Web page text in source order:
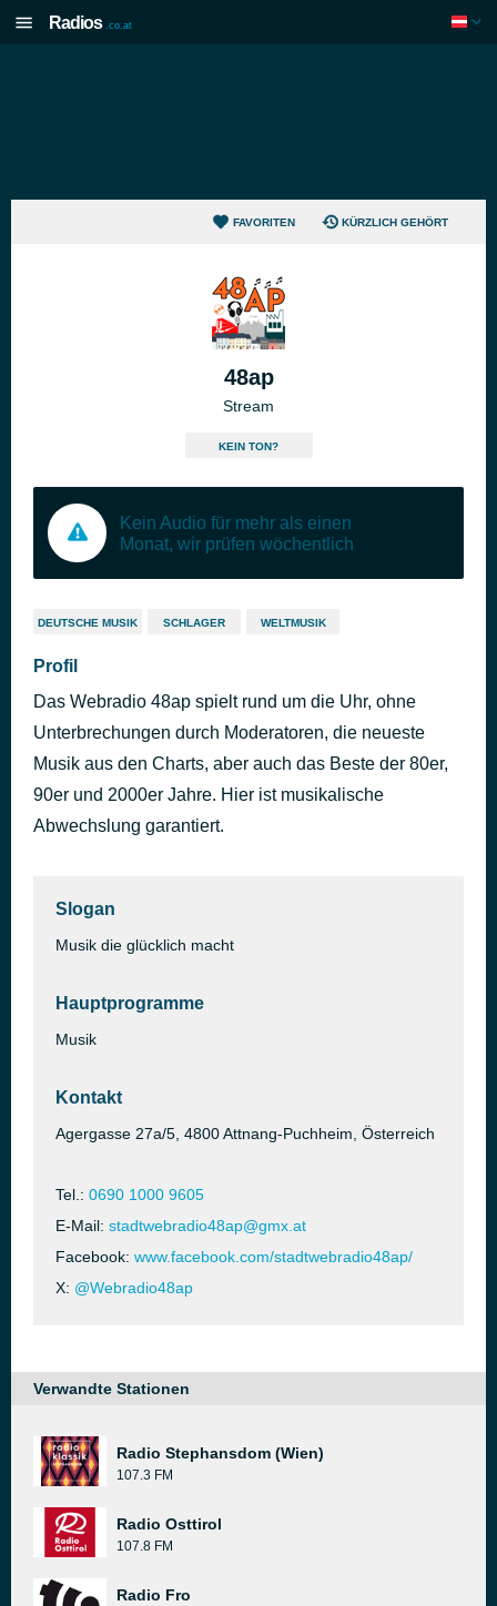
Radios .co.at
FAVORITEN KÜRZLICH GEHÖRT
48ap
Stream
KEIN TON?
Kein Audio für mehr als einen
Monat, wir prüfen wöchentlich
DEUTSCHE MUSIK SCHLAGER WELTMUSIK
Profil
Das Webradio 48ap spielt rund um die Uhr, ohne
Unterbrechungen durch Moderatoren, die neueste
Musik aus den Charts, aber auch das Beste der 80er,
90er und 2000er Jahre. Hier ist musikalische
Abwechslung garantiert.
Slogan
Musik die glücklich macht
Hauptprogramme
Musik
Kontakt
Agergasse 27a/5, 4800 Attnang-Puchheim, Österreich
Tel.: 0690 1000 9605
E-Mail: stadtwebradio48ap@gmx.at
Facebook: www.facebook.com/stadtwebradio48ap/
X: @Webradio48ap
Verwandte Stationen
Radio Stephansdom (Wien)
107.3 FM
Radio Osttirol
107.8 FM
Radio Fro